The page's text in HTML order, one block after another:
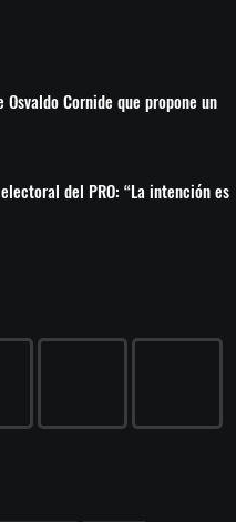
Cornide que propone un
del PRO: “La intención es